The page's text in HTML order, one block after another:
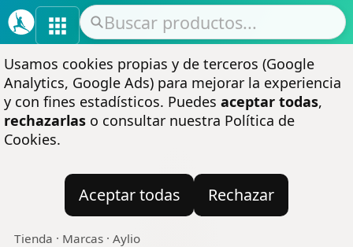
Usamos cookies propias y de terceros (Google
Analytics, Google Ads) para mejorar la experiencia
y con fines estadísticos. Puedes aceptar todas,
rechazarlaso consultar nuestra Política de
Cookies.
Aceptar todas Rechazar
Tienda · Marcas · Aylio